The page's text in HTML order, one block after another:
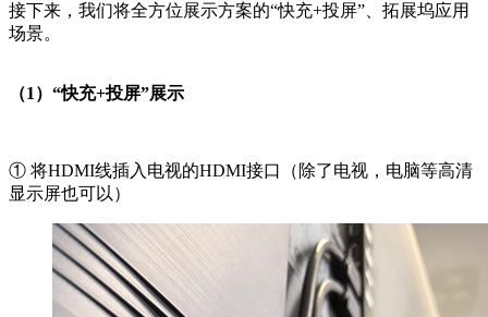
接下来，我们将全方位展示方案的“快充+投屏”、拓展坞应用
场景。
（1）“快充+投屏”展示
① 将HDMI线插入电视的HDMI接口（除了电视，电脑等高清
显示屏也可以）